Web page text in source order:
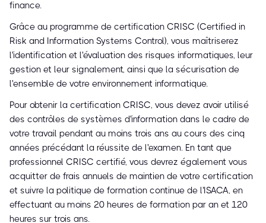
finance.
Grâce au programme de certification CRISC (Certified in
Risk and Information Systems Control), vous maîtriserez
l'identification et l'évaluation des risques informatiques, leur
gestion et leur signalement, ainsi que la sécurisation de
l'ensemble de votre environnement informatique.
Pour obtenir la certification CRISC, vous devez avoir utilisé
des contrôles de systèmes d'information dans le cadre de
votre travail pendant au moins trois ans au cours des cinq
années précédant la réussite de l'examen. En tant que
professionnel CRISC certifié, vous devrez également vous
acquitter de frais annuels de maintien de votre certification
et suivre la politique de formation continue de l'ISACA, en
effectuant au moins 20 heures de formation par an et 120
heures sur trois ans.